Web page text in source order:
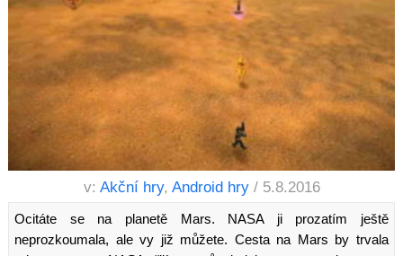
v: Akční hry, Android hry / 5.8.2016
Ocitáte se na planetě Mars. NASA ji prozatím ještě
neprozkoumala, ale vy již můžete. Cesta na Mars by trvala